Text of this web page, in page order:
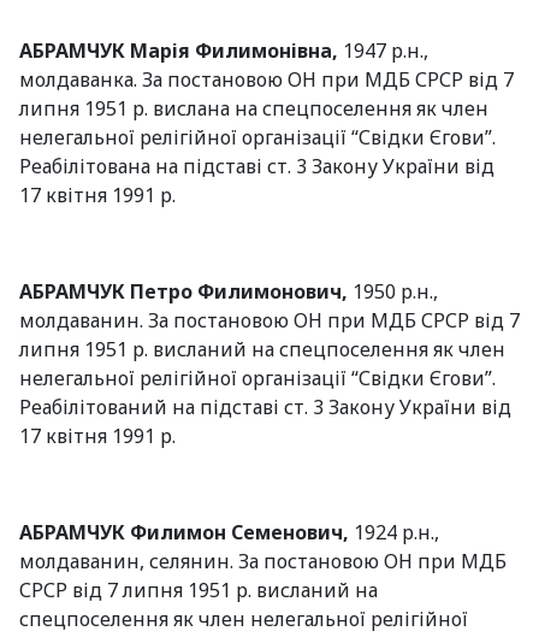
АБРАМЧУК Марія Филимонівна, 1947 р.н.,
молдаванка. За постановою ОН при МДБ СРСР від 7
липня 1951 р. вислана на спецпоселення як член
нелегальної релігійної організації “Свідки Єгови”.
Реабілітована на підставі ст. 3 Закону України від
17 квітня 1991 р.
АБРАМЧУК Петро Филимонович, 1950 р.н.,
молдаванин. За постановою ОН при МДБ СРСР від 7
липня 1951 р. висланий на спецпоселення як член
нелегальної релігійної організації “Свідки Єгови”.
Реабілітований на підставі ст. 3 Закону України від
17 квітня 1991 р.
АБРАМЧУК Филимон Семенович, 1924 р.н.,
молдаванин, селянин. За постановою ОН при МДБ
СРСР від 7 липня 1951 р. висланий на
спецпоселення як член нелегальної релігійної